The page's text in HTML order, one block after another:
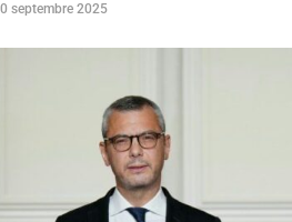
septembre 2025